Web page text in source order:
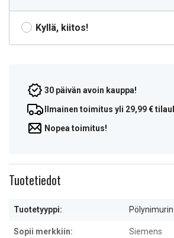
Kyllä, kiitos!
30 päivän avoin kauppa!
Ilmainen toimitus yli 29,99 €
Nopea toimitus!
Tuotetiedot
Tuotetyyppi:
Sopii merkkiin: Siemens